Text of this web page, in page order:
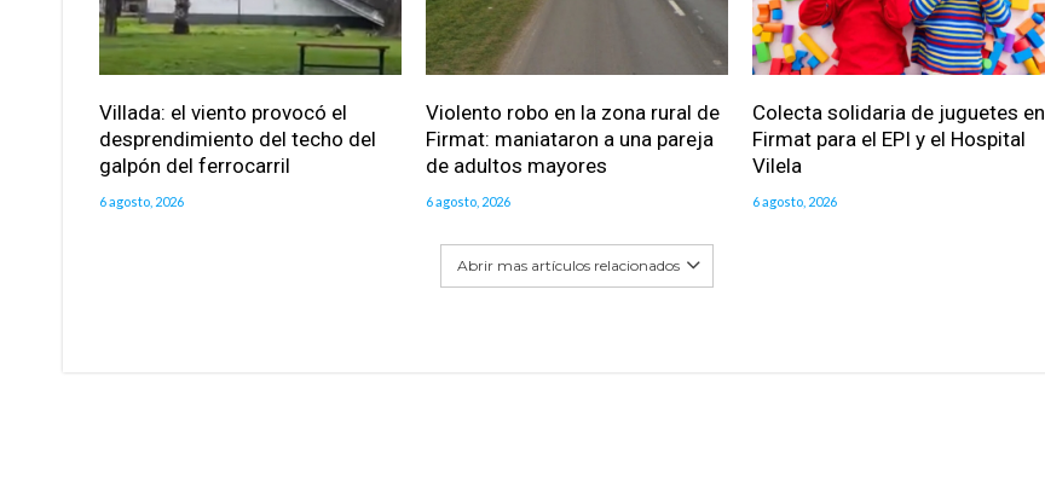
Villada: el viento provocó el
desprendimiento del techo del
galpón del ferrocarril
6 agosto, 2026
Violento robo en la zona rural de
Firmat: maniataron a una pareja
de adultos mayores
6 agosto, 2026
Colecta solidaria de juguetes en
Firmat para el EPI y el Hospital
Vilela
6 agosto, 2026
Abrir mas artículos relacionados